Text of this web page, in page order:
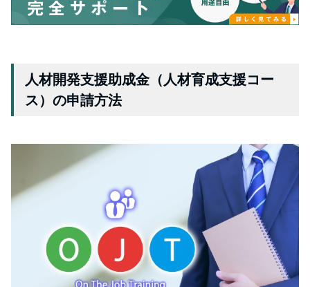
人材開発支援助成金（人材育成支援コー
ス）の申請方法